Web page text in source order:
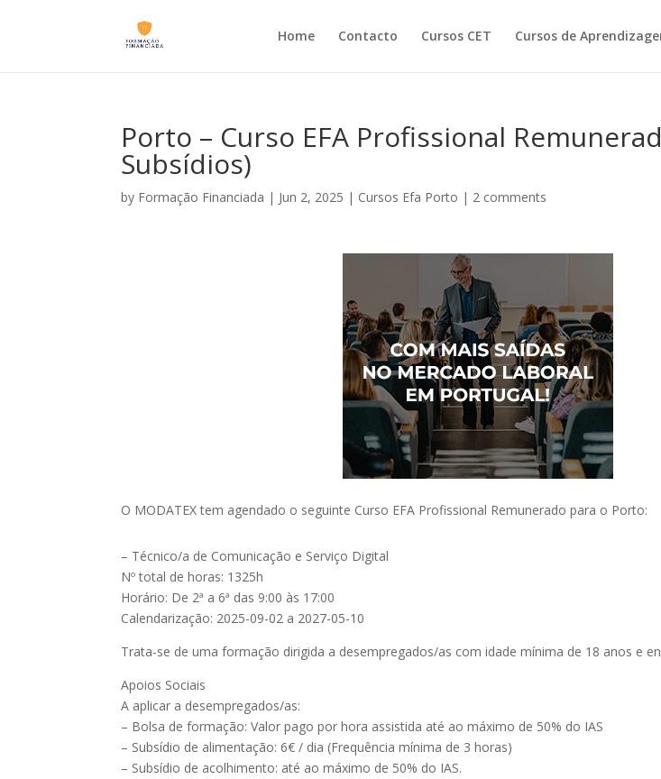
Home Contacto Cursos CET Cursos de
Porto – Curso EFA Profissional
Subsídios)
by Formação Financiada | Jun 2, 2025 | Cursos Efa Porto | 2 comments
O MODATEX tem agendado o seguinte Curso EFA Profissional Remunerado para o Porto:
– Técnico/a de Comunicação e Serviço Digital
Nº total de horas: 1325h
Horário: De 2ª a 6ª das 9:00 às 17:00
Calendarização: 2025-09-02 a 2027-05-10
Trata-se de uma formação dirigida a desempregados/as com idade mínima de 18 anos e
Apoios Sociais
A aplicar a desempregados/as:
– Bolsa de formação: Valor pago por hora assistida até ao máximo de 50% do IAS
– Subsídio de alimentação: 6€ / dia (Frequência mínima de 3 horas)
– Subsídio de acolhimento: até ao máximo de 50% do IAS.